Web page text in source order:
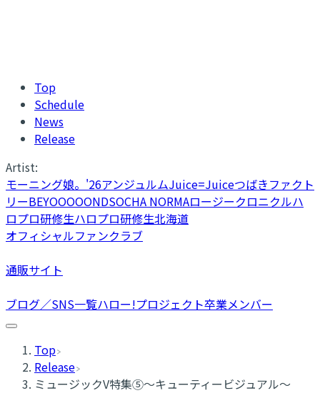
Top
Schedule
News
Release
Artist:
モーニング娘。'26アンジュルムJuice=Juiceつばきファクト
リーBEYOOOOONDSOCHA NORMAロージークロニクルハ
ロプロ研修生ハロプロ研修生北海道
オフィシャルファンクラブ
通販サイト
ブログ／SNS一覧ハロー!プロジェクト卒業メンバー
Top
Release
ミュージックV特集⑤〜キューティービジュアル〜